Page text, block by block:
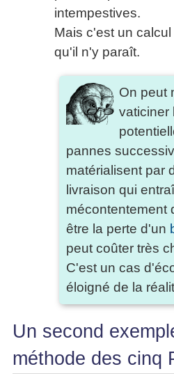
intempestives.
Mais c'est un
qu'il n'y paraît.
On peut
vaticiner
pannes
matérialisent par
livraison qui
mécontentement
être la perte d'un
peut coûter très
C'est un cas
éloigné de la
Un second
méthode des cinq